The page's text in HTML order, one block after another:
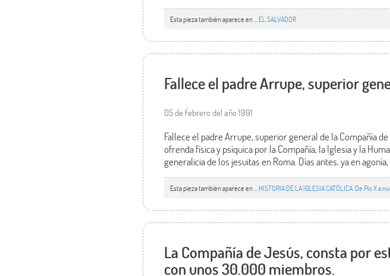
Esta pieza también aparece en ... EL SALVADOR
Fallece el padre Arrupe, superior
05 de febrero del año 1991
Fallece el padre Arrupe, superior general de la Compañía
ofrenda física y psíquica por la Compañía, la Iglesia y la
generalicia de los jesuitas en Roma. Días antes, ya en
Esta pieza también aparece en ...HISTORIA DE LA IGLESIA CATÓLICA. De Pío X a
La Compañía de Jesús, consta por
con unos 30.000 miembros.